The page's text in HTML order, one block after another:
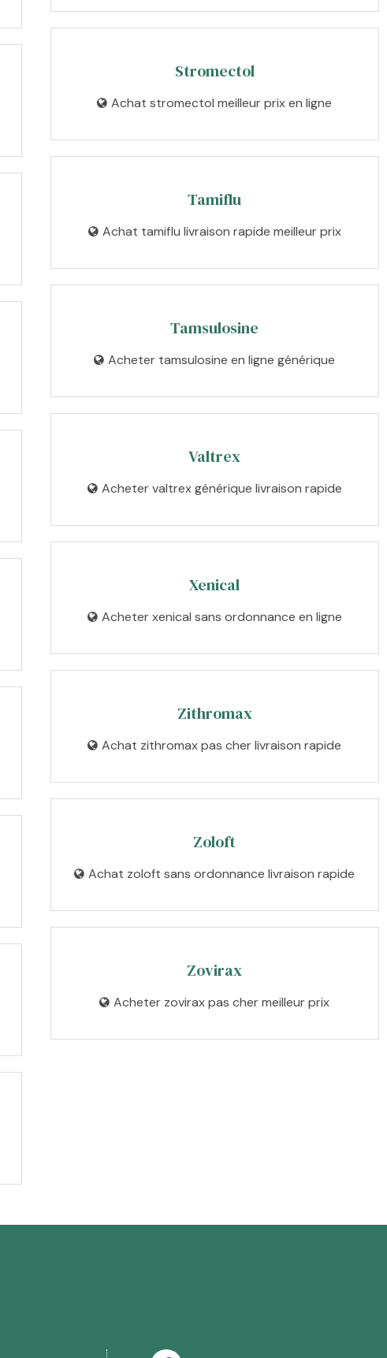
Stromectol
Achat stromectol meilleur prix en ligne
Tamiflu
Achat tamiflu livraison rapide meilleur prix
Tamsulosine
Acheter tamsulosine en ligne générique
Valtrex
Acheter valtrex générique livraison rapide
Xenical
Acheter xenical sans ordonnance en ligne
Zithromax
Achat zithromax pas cher livraison rapide
Zoloft
Achat zoloft sans ordonnance livraison rapide
Zovirax
Acheter zovirax pas cher meilleur prix